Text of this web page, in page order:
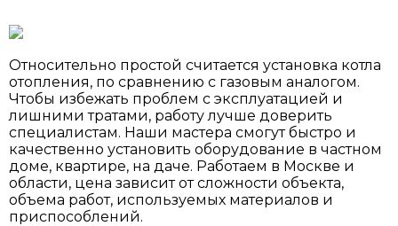
Относительно простой считается установка котла
отопления, по сравнению с газовым аналогом.
Чтобы избежать проблем с эксплуатацией и
лишними тратами, работу лучше доверить
специалистам. Наши мастера смогут быстро и
качественно установить оборудование в частном
доме, квартире, на даче. Работаем в Москве и
области, цена зависит от сложности объекта,
объема работ, используемых материалов и
приспособлений.